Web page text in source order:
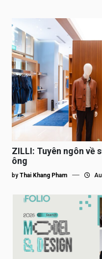
ZILLI: Tuyên ngôn về
ông
by Thai Khang Pham